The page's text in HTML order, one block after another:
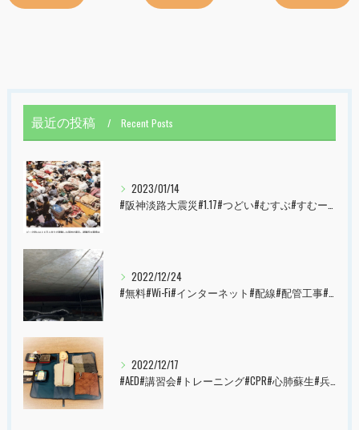
最近の投稿 Recent Posts
2023/01/14
#阪神淡路大震災#1.17#つどい#むすぶ#すむーず#西宮市#甲子園
2022/12/24
#無料#Wi-Fi#インターネット#配線#配管工事#大阪市#港区#すむーず#西宮市#甲子園
2022/12/17
#AED#講習会#トレーニング#CPR#心肺蘇生#兵庫県#神戸市#西宮市#すむーず#甲子園